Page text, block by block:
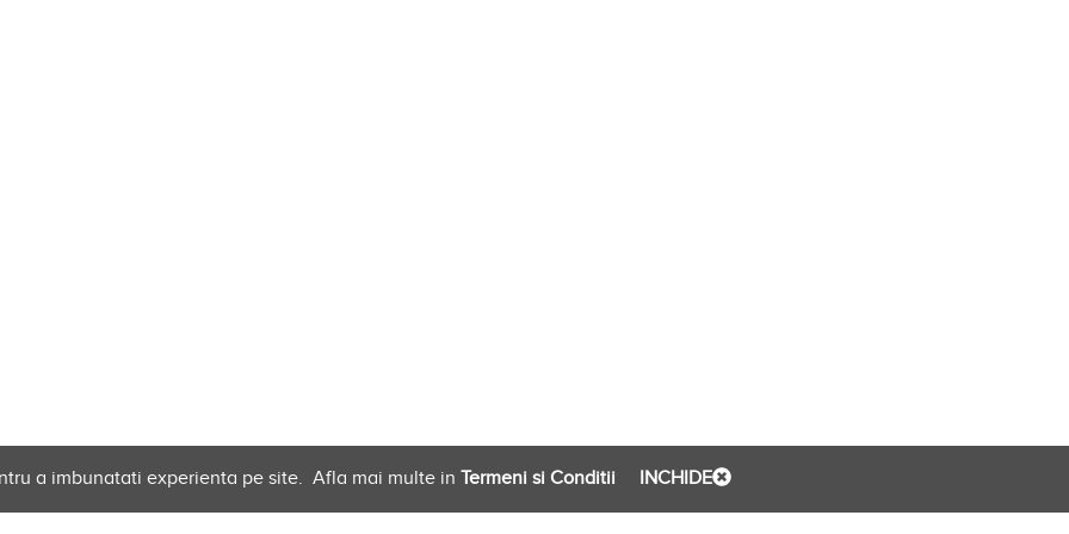
a imbunatati experienta pe site. Afla mai multe in Termeni si Conditii INCHIDE